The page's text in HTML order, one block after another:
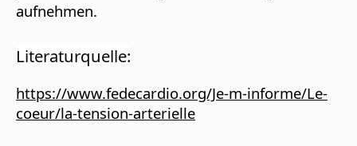
aufnehmen.
Literaturquelle:
https://www.fedecardio.org/Je-m-informe/Le-
coeur/la-tension-arterielle